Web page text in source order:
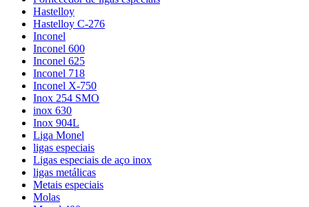
Hastelloy
Hastelloy C-276
Inconel
Inconel 600
Inconel 625
Inconel 718
Inconel X-750
Inox 254 SMO
inox 630
Inox 904L
Liga Monel
ligas especiais
Ligas especiais de aço inox
ligas metálicas
Metais especiais
Molas